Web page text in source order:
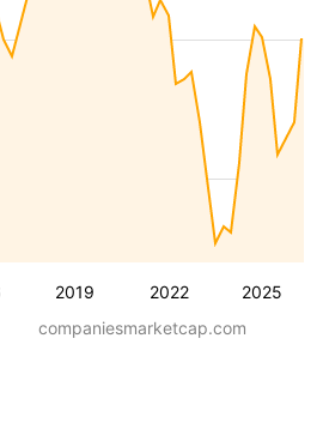
2019 2022 2025
companiesmarketcap.com